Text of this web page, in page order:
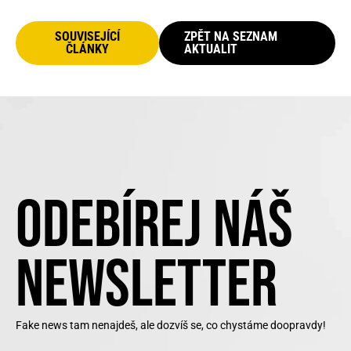
SOUVISEJÍCÍ
ČLÁNKY
ZPĚT NA SEZNAM
AKTUALIT
ODEBÍREJ NÁŠ
NEWSLETTER
Fake news tam nenajdeš, ale dozvíš se, co chystáme doopravdy!